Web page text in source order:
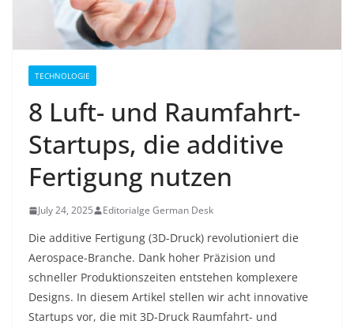
TECHNOLOGIE
8 Luft- und Raumfahrt-
Startups, die additive
Fertigung nutzen
July 24, 2025 Editorialge German Desk
Die additive Fertigung (3D-Druck) revolutioniert die
Aerospace-Branche. Dank hoher Präzision und
schneller Produktionszeiten entstehen komplexere
Designs. In diesem Artikel stellen wir acht innovative
Startups vor, die mit 3D-Druck Raumfahrt- und